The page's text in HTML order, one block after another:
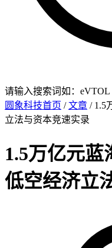
请输入搜索词如：eVTOL
圆象科技首页 /文章 / 1.5
立法与资本竞速实录
1.5万亿元蓝
低空经济立